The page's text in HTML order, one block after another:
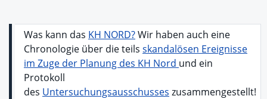
Was kann das KH NORD?Wir haben auch eine
Chronologie über die teils skandalösen Ereignisse
im Zuge der Planung des KH Nord und ein
Protokoll
des Untersuchungsausschusses zusammengestellt!